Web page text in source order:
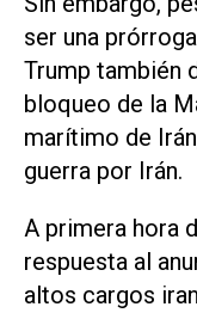
ser una
Trump también
bloqueo de la
marítimo de
guerra por Irán.
A primera hora
respuesta al
altos cargos